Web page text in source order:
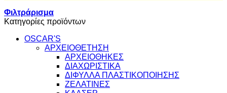
Φιλτράρισμα
Κατηγορίες προϊόντων
OSCAR'S
ΑΡΧΕΙΟΘΕΤΗΣΗ
ΑΡΧΕΙΟΘΗΚΕΣ
ΔΙΑΧΩΡΙΣΤΙΚΑ
ΔΙΦΥΛΛΑ ΠΛΑΣΤΙΚΟΠΟΙΗΣΗΣ
ΖΕΛΑΤΙΝΕΣ